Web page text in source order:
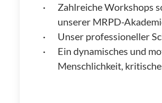
Zahlreiche Workshops
unserer MRPD-
Unser professioneller
Ein dynamisches und
Menschlichkeit,